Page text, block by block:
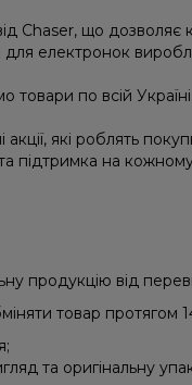
Chaser, що
для електронок
товари по всій
акції, які роблять
підтримка на
продукцію від
товар протягом
та оригінальну